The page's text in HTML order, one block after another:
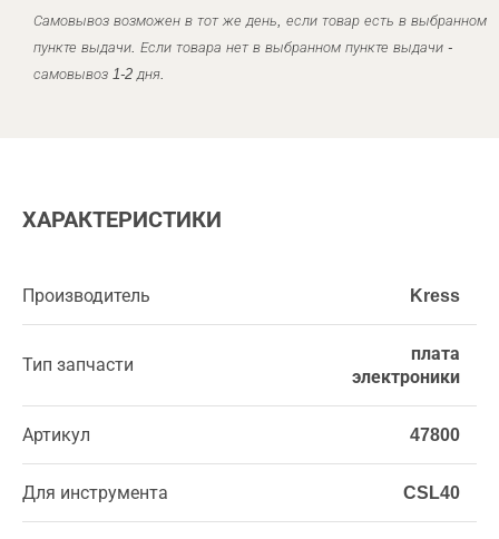
Самовывоз возможен в тот же день, если товар есть в выбранном
пункте выдачи. Если товара нет в выбранном пункте выдачи -
самовывоз 1-2 дня.
ХАРАКТЕРИСТИКИ
Производитель Kress
Тип запчасти
плата
электроники
Артикул 47800
Для инструмента CSL40